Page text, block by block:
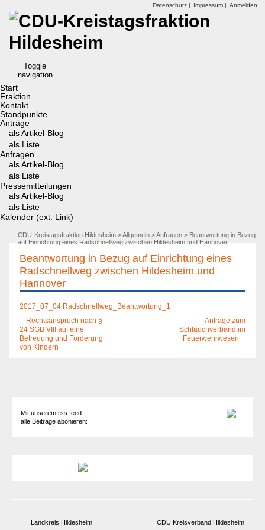
Datenschutz | Impressum | Anmelden
Toggle
navigation
Start
Fraktion
Kontakt
Standpunkte
Anträge
als Artikel-Blog
als Liste
Anfragen
als Artikel-Blog
als Liste
Pressemitteilungen
als Artikel-Blog
als Liste
Kalender (ext. Link)
CDU-Kreistagsfraktion Hildesheim >Allgemein >Anfragen > Beantwortung in Bezug
auf Einrichtung eines Radschnellweg zwischen Hildesheim und Hannover
Beantwortung in Bezug auf Einrichtung eines
Radschnellweg zwischen Hildesheim und
Hannover
2017_07_04 Radschnellweg_Beantwortung_1
Rechtsanspruch nach §
24 SGB VIII auf eine
Betreuung und Förderung
von Kindern
Anfrage zum
Schlauchverband im
Feuerwehrwesen
Mit unserem rss feed
alle Beiträge abonieren:
Landkreis Hildesheim CDU Kreisverband Hildesheim